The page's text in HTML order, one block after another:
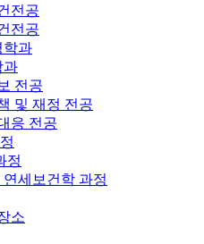
전공
전공
학과
과
전공
및 재정 전공
응 전공
정
세보건학 과정
소